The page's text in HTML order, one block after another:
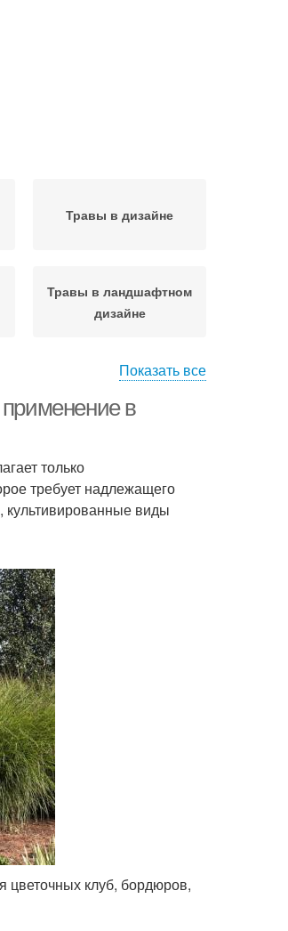
Травы в дизайне
Травы в ландшафтном
дизайне
Показать все
в
только
требует надлежащего
виды
цветочных клуб, бордюров,